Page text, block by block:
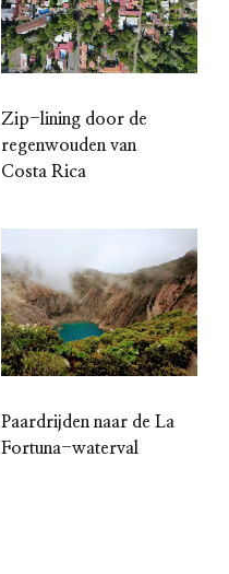
Zip-lining door de
regenwouden van
Costa Rica
Paardrijden naar de La
Fortuna-waterval